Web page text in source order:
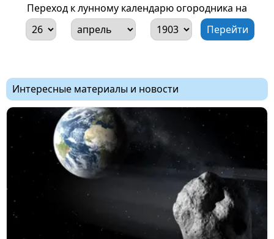
Переход к лунному календарю огородника на
Интересные материалы и новости